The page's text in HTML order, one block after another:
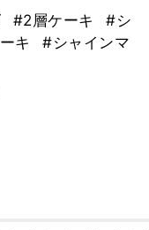
#2層ケーキ
#シ
キ
#シャインマ